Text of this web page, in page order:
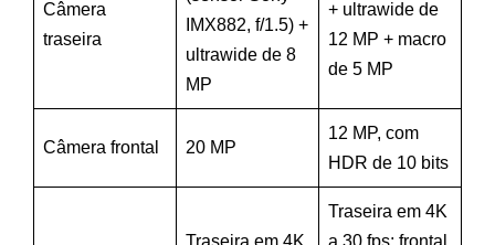
Câmera
traseira
IMX882, f/1.5) +
ultrawide de 8
MP
+ ultrawide de
12 MP + macro
de 5 MP
Câmera frontal 20 MP
12 MP, com
HDR de 10 bits
Traseira em 4K
Traseira em 4K
a 30 fps; frontal